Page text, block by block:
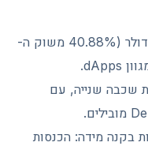
, TVL: כ-15.94 מיליארד דולר (40.88% משוק ה-
L2). הרשת המובילה מבחינת נזילות ומגוון dApps.
שכבה שנייה, עם
בקנה מידה: הכנסות